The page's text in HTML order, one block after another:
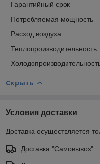
Гарантийный срок
Потребляемая мощность
Расход воздуха
Теплопроизводительность
Скрыть
Условия доставки
Доставка осуществляется
Доставка "Самовывоз"